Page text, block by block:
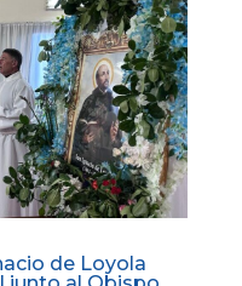
de Loyola